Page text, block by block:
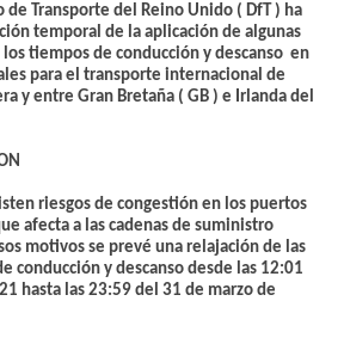
Transporte del Reino Unido ( DfT ) ha
temporal de la aplicación de algunas
los tiempos de conducción y descanso en
para el transporte internacional de
y entre Gran Bretaña ( GB ) e Irlanda del
riesgos de congestión en los puertos
afecta a las cadenas de suministro
motivos se prevé una relajación de las
conducción y descanso desde las 12:01
hasta las 23:59 del 31 de marzo de